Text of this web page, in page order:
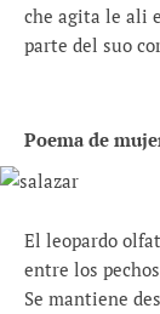
che agita le ali
parte del suo
Poema de
El leopardo
entre los
Se mantiene